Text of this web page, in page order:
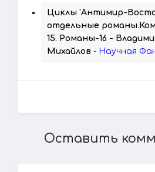
Циклы 'Антимир-
отдельные
15. Романы-16 -
Михайлов - Научная
Оставить